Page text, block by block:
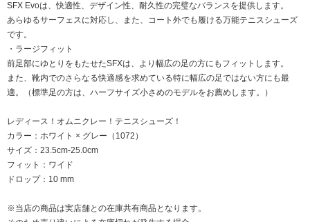
SFX Evoは、快適性、デザイン性、耐久性の完璧なバランスを提供します。
あらゆるサーフェスに対応し、また、コート外でも履ける万能テニスシューズ
です。
・ラージフィット
前足部にゆとりをもたせたSFXは、より幅広の足の方にもフィットします。
また、靴内でのさらなる快適感を求めている特に幅広の足ではない方にも最
適。（標準足の方は、ハーフサイズ小さめのモデルをお薦めします。）
レディース！オムニクレー！テニスシューズ！
カラー：ホワイト × グレー（1072）
サイズ：23.5cm-25.0cm
フィット：ワイド
ドロップ：10 mm
※当店の商品は実店舗との在庫共有商品となります。